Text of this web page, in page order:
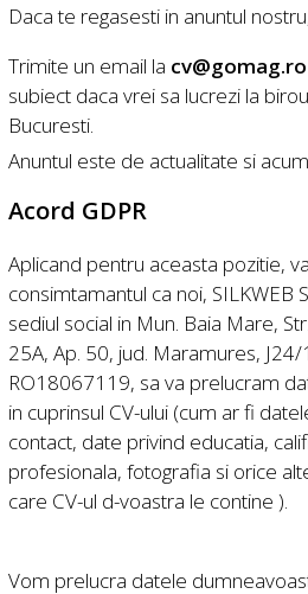
Daca te regasesti in anuntul
Trimite un email la cv@gomag.ro
subiect daca vrei sa lucrezi la
Bucuresti.
Anuntul este de actualitate si
Acord GDPR
Aplicand pentru aceasta pozitie,
consimtamantul ca noi, SILKWEB
sediul social in Mun. Baia Mare,
25A, Ap. 50, jud. Maramures,
RO18067119, sa va prelucram
in cuprinsul CV-ului (cum ar fi
contact, date privind educatia,
profesionala, fotografia si orice
care CV-ul d-voastra le contine ).
Vom prelucra datele